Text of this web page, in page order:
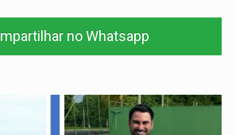
no Whatsapp